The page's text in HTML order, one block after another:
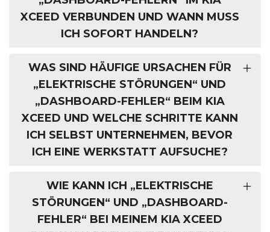
XCEED VERBUNDEN UND WANN MUSS
ICH SOFORT HANDELN?
WAS SIND HÄUFIGE URSACHEN FÜR
„ELEKTRISCHE STÖRUNGEN“ UND
„DASHBOARD-FEHLER“ BEIM KIA
XCEED UND WELCHE SCHRITTE KANN
ICH SELBST UNTERNEHMEN, BEVOR
ICH EINE WERKSTATT AUFSUCHE?
WIE KANN ICH „ELEKTRISCHE
STÖRUNGEN“ UND „DASHBOARD-
FEHLER“ BEI MEINEM KIA XCEED